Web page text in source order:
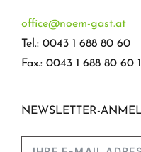
office@noem-gast.at
Tel.: 0043 1 688 80 60
Fax.: 0043 1 688 80 60
NEWSLETTER-